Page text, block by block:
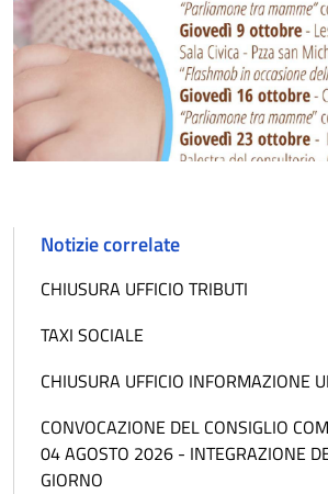
Notizie correlate
CHIUSURA UFFICIO TRIBUTI
TAXI SOCIALE
CHIUSURA UFFICIO INFORMAZIONE
CONVOCAZIONE DEL CONSIGLIO
04 AGOSTO 2026 - INTEGRAZIONE
GIORNO